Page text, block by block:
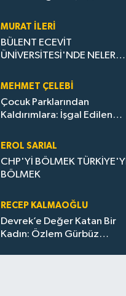
Zonguldak'ın Dönüşümü..
MURAT İLERI
BÜLENT ECEVİT
ÜNİVERSİTESİ'NDE NELER
MEHMET ÇELEBI
Çocuk Parklarından
Kaldırımlara: İşgal Edilen
Evler Çöp Dolu
EROL SARIAL
CHP'Yİ BÖLMEK TÜRKİYE'Yİ
BÖLMEK
RECEP KALMAOĞLU
Devrek’e Değer Katan Bir
Kadın: Özlem Gürbüz